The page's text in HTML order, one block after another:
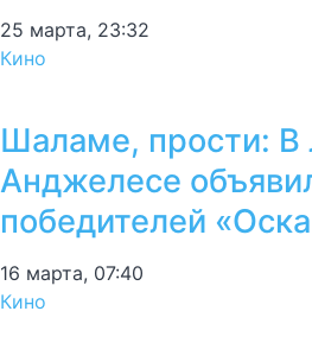
25 марта, 23:32
Кино
Шаламе, прости: В
Анджелесе
победителей
16 марта, 07:40
Кино